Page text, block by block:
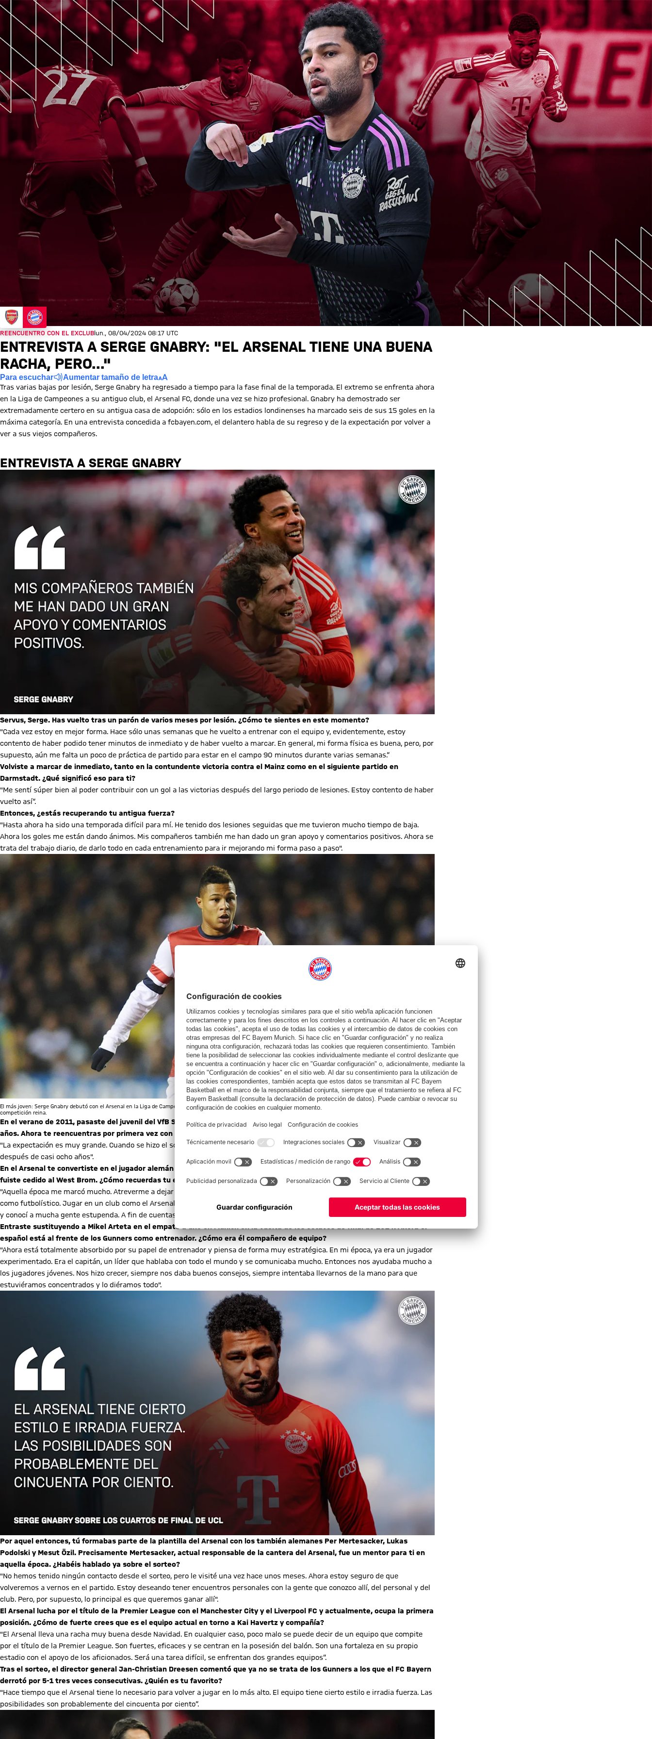
REENCUENTRO CON EL EXCLUB lun., 08/04/2024 08:17 UTC
ENTREVISTA A SERGE GNABRY: "EL ARSENAL TIENE UNA BUENA
RACHA, PERO..."
Para escuchar Aumentar tamaño de letra
Tras varias bajas por lesión, Serge Gnabry ha regresado a tiempo para la fase final de la temporada. El extremo se enfrenta ahora
en la Liga de Campeones a su antiguo club, el Arsenal FC, donde una vez se hizo profesional. Gnabry ha demostrado ser
extremadamente certero en su antigua casa de adopción: sólo en los estadios londinenses ha marcado seis de sus 15 goles en la
máxima categoría. En una entrevista concedida a fcbayen.com, el delantero habla de su regreso y de la expectación por volver a
ver a sus viejos compañeros.
ENTREVISTA A SERGE GNABRY
Servus, Serge. Has vuelto tras un parón de varios meses por lesión. ¿Cómo te sientes en este momento?
"Cada vez estoy en mejor forma. Hace sólo unas semanas que he vuelto a entrenar con el equipo y, evidentemente, estoy
contento de haber podido tener minutos de inmediato y de haber vuelto a marcar. En general, mi forma física es buena, pero, por
supuesto, aún me falta un poco de práctica de partido para estar en el campo 90 minutos durante varias semanas.“
Volviste a marcar de inmediato, tanto en la contundente victoria contra el Mainz como en el siguiente partido en
Darmstadt. ¿Qué significó eso para ti?
"Me sentí súper bien al poder contribuir con un gol a las victorias después del largo periodo de lesiones. Estoy contento de haber
vuelto así“.
Entonces, ¿estás recuperando tu antigua fuerza?
"Hasta ahora ha sido una temporada difícil para mí. He tenido dos lesiones seguidas que me tuvieron mucho tiempo de baja.
Ahora los goles me están dando ánimos. Mis compañeros también me han dado un gran apoyo y comentarios positivos. Ahora se
trata del trabajo diario, de darlo todo en cada entrenamiento para ir mejorando mi forma paso a paso".
El más joven: Serge Gnabry debutó con el Arsenal en la Liga de Campeones el 24 de octubre de 2012, convirtiéndose en el jugador alemán más joven hasta la fecha en la
competición reina.
En el verano de 2011, pasaste del juvenil del VfB Stuttgart al Arsenal FC, donde debutaste en la Premier League con 17
años. Ahora te reencuentras por primera vez con tu antiguo club con el FC Bayern.
"La expectación es muy grande. Cuando se hizo el sorteo, dije que tenía que llegar ya. Tengo muchas ganas de volver a estar allí
después de casi ocho años".
En el Arsenal te convertiste en el jugador alemán más joven de la historia en disputar la Liga de Campeones, pero también
fuiste cedido al West Brom. ¿Cómo recuerdas tu estancia allí?
"Aquella época me marcó mucho. Atreverme a dejar mi entorno familiar a los 16 años fue un paso enorme, tanto a nivel personal
como futbolístico. Jugar en un club como el Arsenal FC fue un gran privilegio. Por supuesto, hubo altibajos, pero disfruté mucho
y conocí a mucha gente estupenda. A fin de cuentas, fue la decisión correcta“.
Entraste sustituyendo a Mikel Arteta en el empate a uno en Múnich en la vuelta de los octavos de final de 2014. Ahora el
español está al frente de los Gunners como entrenador. ¿Cómo era él compañero de equipo?
"Ahora está totalmente absorbido por su papel de entrenador y piensa de forma muy estratégica. En mi época, ya era un jugador
experimentado. Era el capitán, un líder que hablaba con todo el mundo y se comunicaba mucho. Entonces nos ayudaba mucho a
los jugadores jóvenes. Nos hizo crecer, siempre nos daba buenos consejos, siempre intentaba llevarnos de la mano para que
estuviéramos concentrados y lo diéramos todo".
Por aquel entonces, tú formabas parte de la plantilla del Arsenal con los también alemanes Per Mertesacker, Lukas
Podolski y Mesut Özil. Precisamente Mertesacker, actual responsable de la cantera del Arsenal, fue un mentor para ti en
aquella época. ¿Habéis hablado ya sobre el sorteo?
"No hemos tenido ningún contacto desde el sorteo, pero le visité una vez hace unos meses. Ahora estoy seguro de que
volveremos a vernos en el partido. Estoy deseando tener encuentros personales con la gente que conozco allí, del personal y del
club. Pero, por supuesto, lo principal es que queremos ganar allí".
El Arsenal lucha por el título de la Premier League con el Manchester City y el Liverpool FC y actualmente, ocupa la primera
posición. ¿Cómo de fuerte crees que es el equipo actual en torno a Kai Havertz y compañía?
"El Arsenal lleva una racha muy buena desde Navidad. En cualquier caso, poco malo se puede decir de un equipo que compite
por el título de la Premier League. Son fuertes, eficaces y se centran en la posesión del balón. Son una fortaleza en su propio
estadio con el apoyo de los aficionados. Será una tarea difícil, se enfrentan dos grandes equipos“.
Tras el sorteo, el director general Jan-Christian Dreesen comentó que ya no se trata de los Gunners a los que el FC Bayern
derrotó por 5-1 tres veces consecutivas. ¿Quién es tu favorito?
"Hace tiempo que el Arsenal tiene lo necesario para volver a jugar en lo más alto. El equipo tiene cierto estilo e irradia fuerza. Las
posibilidades son probablemente del cincuenta por ciento“.